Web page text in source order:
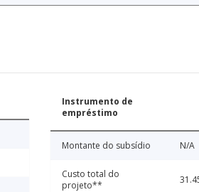
Instrumento de
empréstimo
Montante do subsídio N/A
Custo total do
projeto**